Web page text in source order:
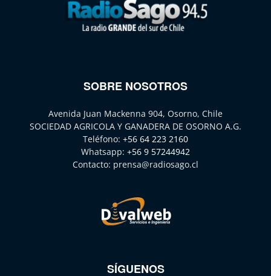
SOBRE NOSOTROS
Avenida Juan Mackenna 904, Osorno, Chile
SOCIEDAD AGRICOLA Y GANADERA DE OSORNO A.G.
Teléfono: +56 64 223 2160
Whatsapp: +56 9 57244942
Contacto: prensa@radiosago.cl
SÍGUENOS